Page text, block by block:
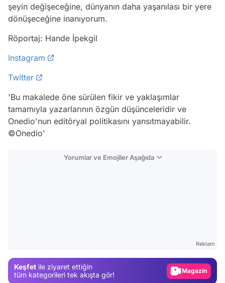
şeyin değişeceğine, dünyanın daha yaşanılası bir yere
dönüşeceğine inanıyorum.
Röportaj: Hande İpekgil
Instagram
Twitter
'Bu makalede öne sürülen fikir ve yaklaşımlar
tamamıyla yazarlarının özgün düşünceleridir ve
Onedio'nun editöryal politikasını yansıtmayabilir.
©Onedio'
Yorumlar ve Emojiler Aşağıda
Reklam
Keşfet ile ziyaret ettiğin
tüm kategorileri tek akışta gör!
Video